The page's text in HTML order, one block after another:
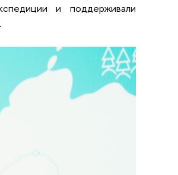
и поддерживали